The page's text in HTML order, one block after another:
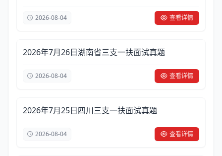
2026-08-04 查看详情
2026年7月26日湖南省三支一扶面试真题
2026-08-04 查看详情
2026年7月25日四川三支一扶面试真题
2026-08-04 查看详情